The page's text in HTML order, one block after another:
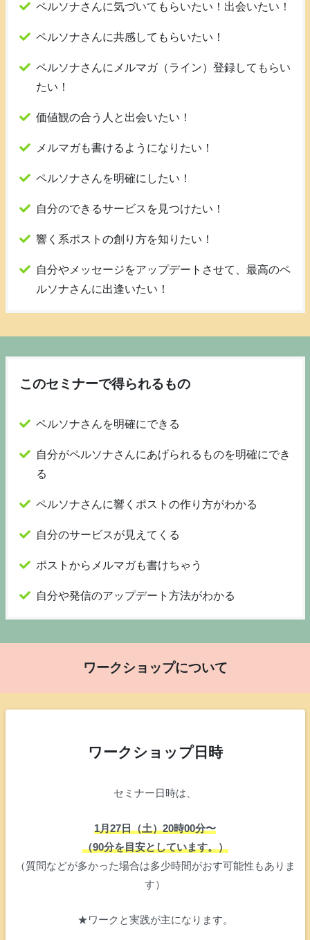
ペルソナさんに気づいてもらいたい！出会いたい！
ペルソナさんに共感してもらいたい！
ペルソナさんにメルマガ（ライン）登録してもらい
たい！
価値観の合う人と出会いたい！
メルマガも書けるようになりたい！
ペルソナさんを明確にしたい！
自分のできるサービスを見つけたい！
響く系ポストの創り方を知りたい！
自分やメッセージをアップデートさせて、最高のペ
ルソナさんに出逢いたい！
このセミナーで得られるもの
ペルソナさんを明確にできる
自分がペルソナさんにあげられるものを明確にでき
る
ペルソナさんに響くポストの作り方がわかる
自分のサービスが見えてくる
ポストからメルマガも書けちゃう
自分や発信のアップデート方法がわかる
ワークショップについて
ワークショップ日時
セミナー日時は、
1月27日（土）20時00分〜
（90分を目安としています。）
（質問などが多かった場合は多少時間がおす可能性もありま
す）
★ワークと実践が主になります。